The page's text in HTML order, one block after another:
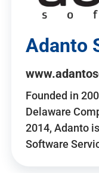
Adanto
Founded in
Delaware
2014, Adanto
Software